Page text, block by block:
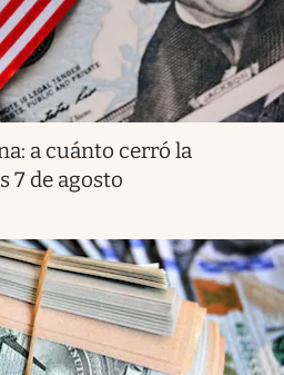
a cuánto cerró la
7 de agosto